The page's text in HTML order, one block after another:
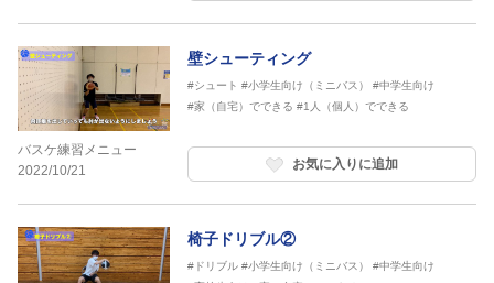
バスケ練習メニュー
2022/10/21
壁シューティング
#シュート #小学生向け（ミニバス）
#中学生向け
#家（自宅）でできる #1人（個人）でできる
お気に入りに追加
椅子ドリブル②
#ドリブル #小学生向け（ミニバス）
#中学生向け